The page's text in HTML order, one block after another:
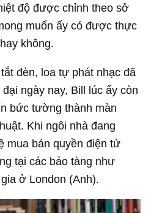
độ được chỉnh theo sở
muốn ấy có được thực
không.
đèn, loa tự phát nhạc đã
ngày nay, Bill lúc ấy còn
bức tường thành màn
Khi ngôi nhà đang
mua bản quyền điện tử
tại các bảo tàng như
ở London (Anh).